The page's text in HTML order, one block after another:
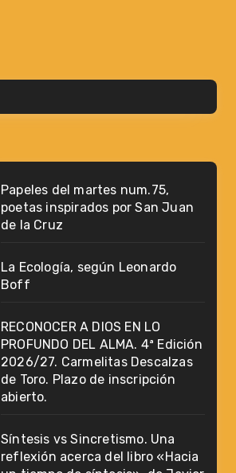
Papeles del martes num.75,
poetas inspirados por San Juan
de la Cruz
La Ecología, según Leonardo
Boff
RECONOCER A DIOS EN LO
PROFUNDO DEL ALMA. 4ª Edición
2026/27. Carmelitas Descalzas
de Toro. Plazo de inscripción
abierto.
Síntesis vs Sincretismo. Una
reflexión acerca del libro «Hacia